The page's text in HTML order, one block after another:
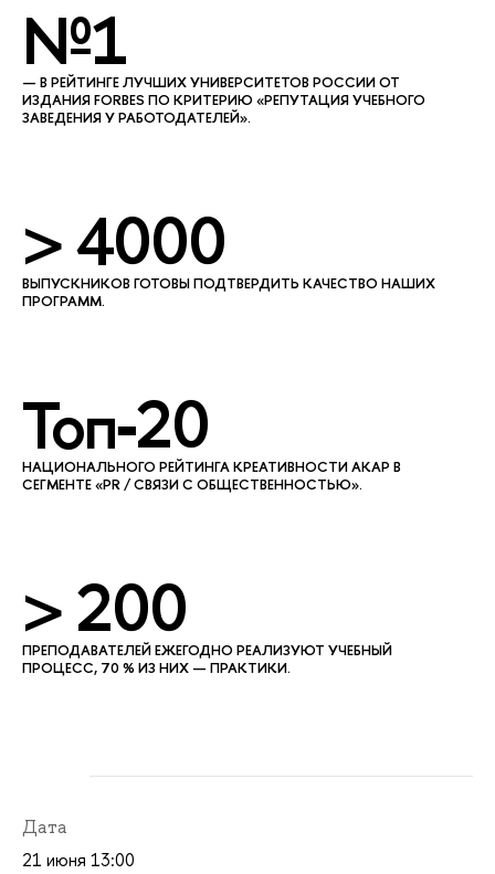
№1
— В РЕЙТИНГЕ ЛУЧШИХ УНИВЕРСИТЕТОВ РОССИИ ОТ
ИЗДАНИЯ FORBES ПО КРИТЕРИЮ «РЕПУТАЦИЯ УЧЕБНОГО
ЗАВЕДЕНИЯ У РАБОТОДАТЕЛЕЙ».
> 4000
ЫПУСКНИКОВ ГОТОВЫ ПОДТВЕРДИТЬ КАЧЕСТВО НАШИХ
ПРОГРАММ.
Топ‑20
НАЦИОНАЛЬНОГО РЕЙТИНГА КРЕАТИВНОСТИ АКАР
СЕГМЕНТЕ «PR / СВЯЗИ С ОБЩЕСТВЕННОСТЬЮ».
> 200
ПРЕПОДАВАТЕЛЕЙ ЕЖЕГОДНО РЕАЛИЗУЮТ УЧЕБНЫЙ
ПРОЦЕСС, 70 % ИЗ НИХ — ПРАКТИКИ.
Дата
21 июня 13:00